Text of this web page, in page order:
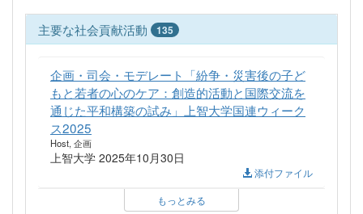
主要な社会貢献活動 135
企画・司会・モデレート「紛争・災害後の子ど
もと若者の心のケア：創造的活動と国際交流を
通じた平和構築の試み」上智大学国連ウィーク
ス2025
Host, 企画
上智大学 2025年10月30日
添付ファイル
もっとみる